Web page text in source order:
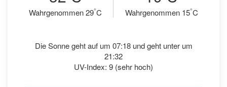
Wahrgenommen 29°C Wahrgenommen 15°C
Die Sonne geht auf um 07:18 und geht unter um
21:32
UV-Index: 9 (sehr hoch)